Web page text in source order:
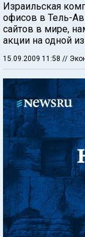
Израильская
офисов в Тель-
сайтов в мире,
акции на одной
15.09.2009 11:58 //